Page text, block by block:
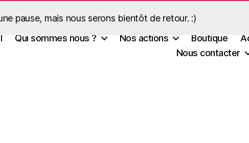
pause, mais nous serons bientôt de retour. :)
Qui sommes nous ? Nos actions Boutique
Nous contacter